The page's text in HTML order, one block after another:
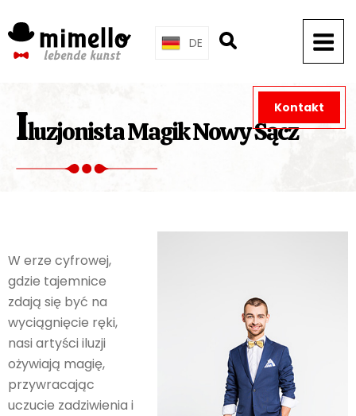
to
content
DE
Iluzjonista Magik Nowy Sącz
W erze cyfrowej,
gdzie tajemnice
zdają się być na
wyciągnięcie ręki,
nasi artyści iluzji
ożywiają magię,
przywracając
uczucie zadziwienia i
Kontakt